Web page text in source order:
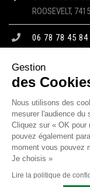
ROOSEVELT,
06 78 78 45 84
Copyright © 2023
Gestion
des
Nous utilisons des
mesurer l'audience du
Cliquez sur « OK
pouvez également
moment vous pouvez
Je choisis »
Lire la politique de